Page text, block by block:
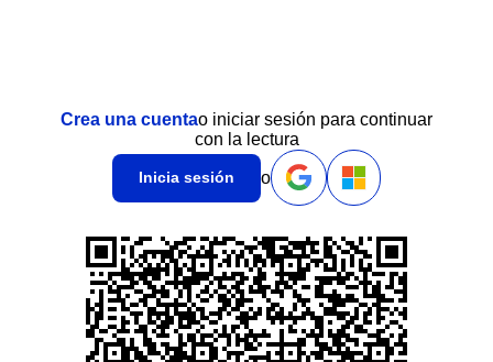
Crea una cuentao iniciar sesión para continuar
con la lectura
Inicia sesión o